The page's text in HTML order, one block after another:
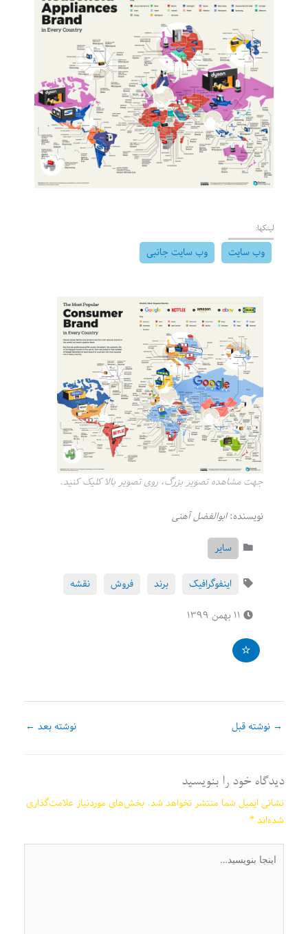
لینکها:
وب سایت وب سایت جانبی
جهت مشاهده تصویر بزرگ، روی تصویر بالا کلیک کنید.
نویسنده:ابوالفضل آهنی
سایر
اینفوگرافیک برند فروش
نقشه
→ نوشته قبل نوشته بعد ←
دیدگاه‌ خود را بنویسید
نشانی ایمیل شما منتشر نخواهد شد. بخش‌های موردنیاز علامت‌گذاری
شده‌اند*
اینجا
بنویسید…